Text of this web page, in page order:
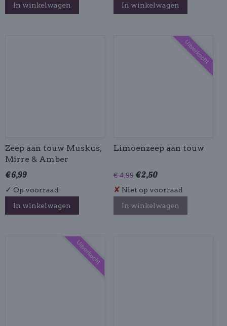
In winkelwagen
In winkelwagen
Zeep aan touw Muskus,
Mirre & Amber
€ 6,99
✓ Op voorraad
In winkelwagen
Uitverkocht
Limoenzeep aan touw
€ 4,99 € 2,50
✘ Niet op voorraad
In winkelwagen
Uitverkocht